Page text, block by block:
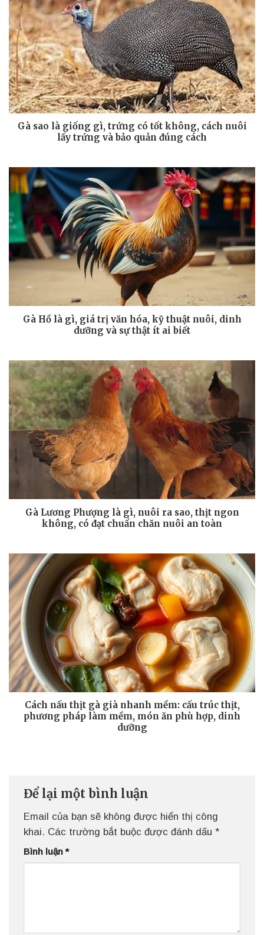
Gà sao là giống gì, trứng có tốt không, cách nuôi
lấy trứng và bảo quản đúng cách
Gà Hồ là gì, giá trị văn hóa, kỹ thuật nuôi, dinh
dưỡng và sự thật ít ai biết
Gà Lương Phượng là gì, nuôi ra sao, thịt ngon
không, có đạt chuẩn chăn nuôi an toàn
Cách nấu thịt gà già nhanh mềm: cấu trúc thịt,
phương pháp làm mềm, món ăn phù hợp, dinh
dưỡng
Để lại một bình luận
Email của bạn sẽ không được hiển thị công
khai. Các trường bắt buộc được đánh dấu *
Bình luận*